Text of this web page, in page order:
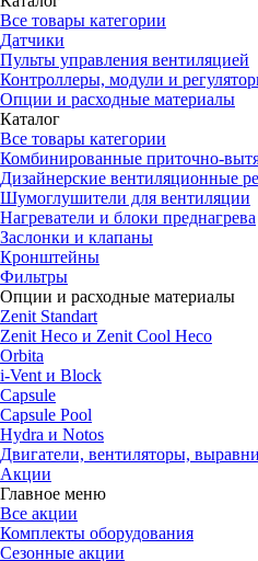
Все товары категории
Датчики
Пульты управления вентиляцией
Контроллеры, модули и
Опции и расходные материалы
Каталог
Все товары категории
Комбинированные приточно-
Дизайнерские вентиляционные
Шумоглушители для вентиляции
Нагреватели и блоки преднагрева
Заслонки и клапаны
Кронштейны
Фильтры
Опции и расходные материалы
Zenit Standart
Zenit Heco и Zenit Cool Heco
Orbita
i-Vent и Block
Capsule
Capsule Pool
Hydra и Notos
Двигатели, вентиляторы,
Акции
Главное меню
Все акции
Комплекты оборудования
Сезонные акции